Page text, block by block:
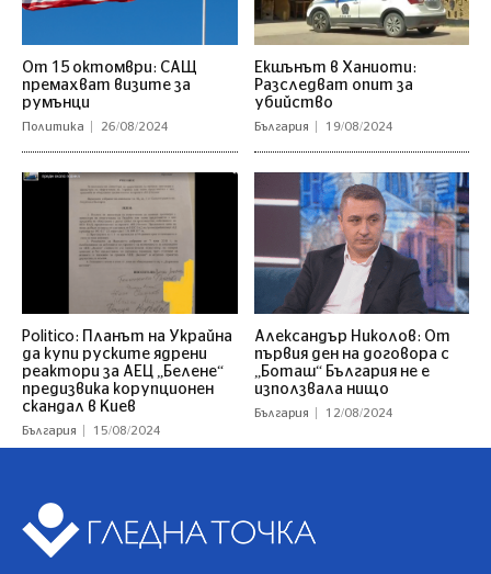
От 15 октомври: САЩ
премахват визите за
румънци
Политика 26/08/2024
Екшънът в Ханиоти:
Разследват опит за
убийство
България 19/08/2024
Politico: Планът на Украйна
да купи руските ядрени
реактори за АЕЦ „Белене“
предизвика корупционен
скандал в Киев
България 15/08/2024
Александър Николов: От
първия ден на договора с
„Боташ“ България не е
използвала нищо
България 12/08/2024